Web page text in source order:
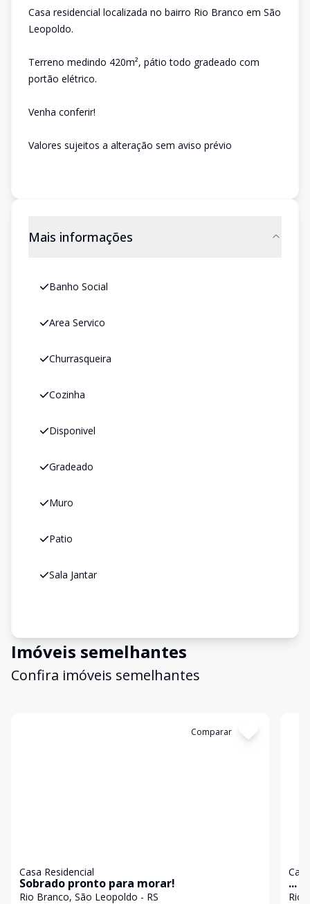
Casa residencial localizada no bairro Rio Branco em São
Leopoldo.
Terreno medindo 420m², pátio todo gradeado com
portão elétrico.
Venha conferir!
Valores sujeitos a alteração sem aviso prévio
Mais informações
Banho Social
Area Servico
Churrasqueira
Cozinha
Disponivel
Gradeado
Muro
Patio
Sala Jantar
Imóveis semelhantes
Confira imóveis semelhantes
Comparar
Casa Residencial
Sobrado pronto para morar!
Rio Branco, São Leopoldo - RS
...
Rio